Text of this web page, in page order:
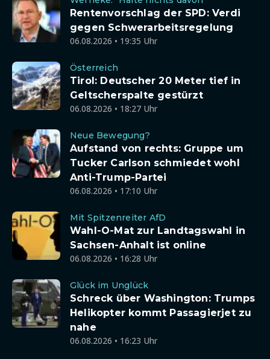
Rentenvorschlag der SPD: Verdi
gegen Schwerarbeitsregelung
06.08.2026 • 19:35 Uhr
Österreich
Tirol: Deutscher 20 Meter tief in
Geltscherspalte gestürzt
06.08.2026 • 18:27 Uhr
Neue Bewegung?
Aufstand von rechts: Gruppe um
Tucker Carlson schmiedet wohl
Anti-Trump-Partei
06.08.2026 • 17:10 Uhr
Mit Spitzenreiter AfD
Wahl-O-Mat zur Landtagswahl in
Sachsen-Anhalt ist online
06.08.2026 • 16:28 Uhr
Glück im Unglück
Schreck über Washington: Trumps
Helikopter kommt Passagierjet zu
nahe
06.08.2026 • 16:23 Uhr